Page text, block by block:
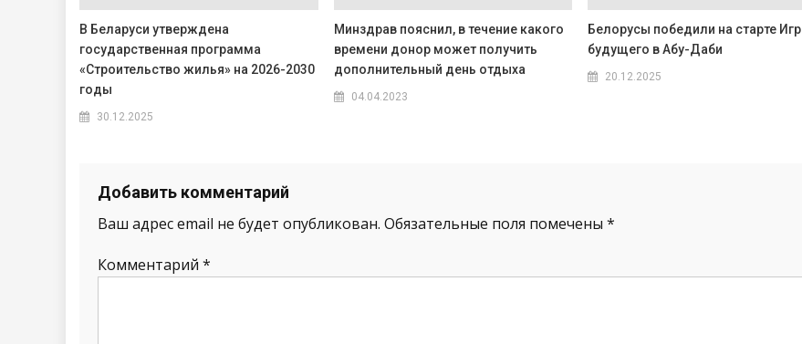
В Беларуси утверждена
государственная программа
«Строительство жилья» на 2026-2030
годы
30.12.2025
Минздрав пояснил, в течение какого
времени донор может получить
дополнительный день отдыха
04.04.2023
Белорусы победили на старте Игр
будущего в Абу-Даби
20.12.2025
Добавить комментарий
Ваш адрес email не будет опубликован. Обязательные поля помечены *
Комментарий *